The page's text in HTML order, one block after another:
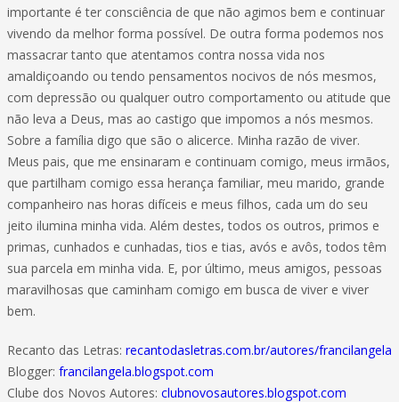
importante é ter consciência de que não agimos bem e continuar
vivendo da melhor forma possível. De outra forma podemos nos
massacrar tanto que atentamos contra nossa vida nos
amaldiçoando ou tendo pensamentos nocivos de nós mesmos,
com depressão ou qualquer outro comportamento ou atitude que
não leva a Deus, mas ao castigo que impomos a nós mesmos.
Sobre a família digo que são o alicerce. Minha razão de viver.
Meus pais, que me ensinaram e continuam comigo, meus irmãos,
que partilham comigo essa herança familiar, meu marido, grande
companheiro nas horas difíceis e meus filhos, cada um do seu
jeito ilumina minha vida. Além destes, todos os outros, primos e
primas, cunhados e cunhadas, tios e tias, avós e avôs, todos têm
sua parcela em minha vida. E, por último, meus amigos, pessoas
maravilhosas que caminham comigo em busca de viver e viver
bem.
Recanto das Letras: recantodasletras.com.br/autores/francilangela
Blogger: francilangela.blogspot.com
Clube dos Novos Autores: clubnovosautores.blogspot.com